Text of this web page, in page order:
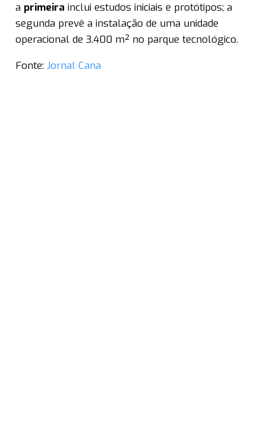
a primeira inclui estudos iniciais e protótipos; a
segunda prevê a instalação de uma unidade
operacional de 3.400 m² no parque tecnológico.
Fonte: Jornal Cana